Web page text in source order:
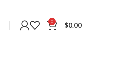
0 $0.00